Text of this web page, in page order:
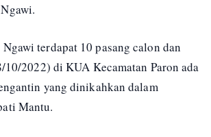
terdapat 10 pasang calon dan
2022) di KUA Kecamatan Paron ada
yang dinikahkan dalam
Mantu.